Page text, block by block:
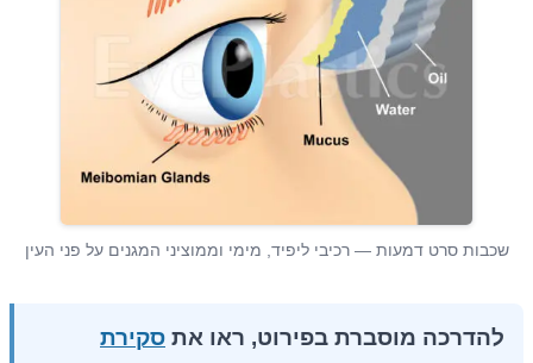
שכבות סרט דמעות — רכיבי ליפיד, מימי וממוציני המגנים על פני העין
להדרכה מוסברת בפירוט, ראו את סקירת